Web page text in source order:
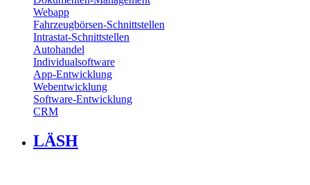
Webapp
Fahrzeugbörsen-Schnittstellen
Intrastat-Schnittstellen
Autohandel
Individualsoftware
App-Entwicklung
Webentwicklung
Software-Entwicklung
CRM
LÄSH